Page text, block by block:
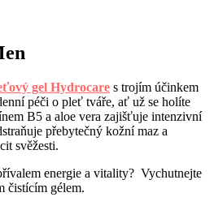
gel Hydrocare s trojím účinkem
péči o pleť tváře, ať už se holíte
B5 a aloe vera zajišťuje intenzivní
přebytečný kožní maz a
svěžesti.
energie a vitality? Vychutnejte
čistícím gélem.